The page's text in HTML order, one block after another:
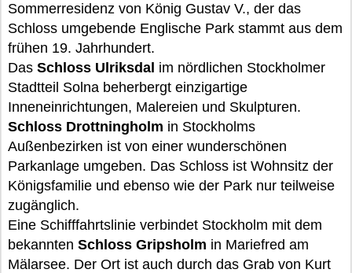
Sommerresidenz von König Gustav V., der das
Schloss umgebende Englische Park stammt aus dem
frühen 19. Jahrhundert.
Das Schloss Ulriksdal im nördlichen Stockholmer
Stadtteil Solna beherbergt einzigartige
Inneneinrichtungen, Malereien und Skulpturen.
Schloss Drottningholm in Stockholms
Außenbezirken ist von einer wunderschönen
Parkanlage umgeben. Das Schloss ist Wohnsitz der
Königsfamilie und ebenso wie der Park nur teilweise
zugänglich.
Eine Schifffahrtslinie verbindet Stockholm mit dem
bekannten Schloss Gripsholm in Mariefred am
Mälarsee. Der Ort ist auch durch das Grab von Kurt